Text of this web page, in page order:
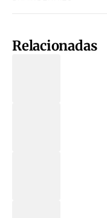
Relacionadas